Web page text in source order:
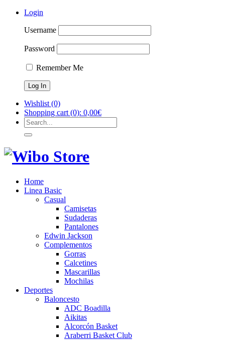
Login
Username
Password
Remember Me
Wishlist (0)
Shopping cart (0): 0,00€
Home
Linea Basic
Casual
Camisetas
Sudaderas
Pantalones
Edwin Jackson
Complementos
Gorras
Calcetines
Mascarillas
Mochilas
Deportes
Baloncesto
ADC Boadilla
Aikitas
Alcorcón Basket
Araberri Basket Club